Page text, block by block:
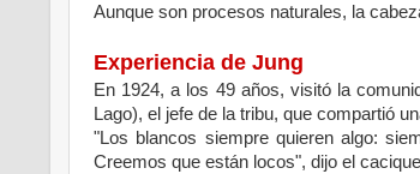
Aunque son procesos naturales, la
Experiencia de Jung
En 1924, a los 49 años, visitó la
Lago), el jefe de la tribu, que compartió
"Los blancos siempre quieren algo:
Creemos que están locos", dijo el